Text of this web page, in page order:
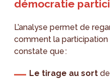
démocratie
L’analyse permet de
comment la participation
constate que :
Le tirage au sort